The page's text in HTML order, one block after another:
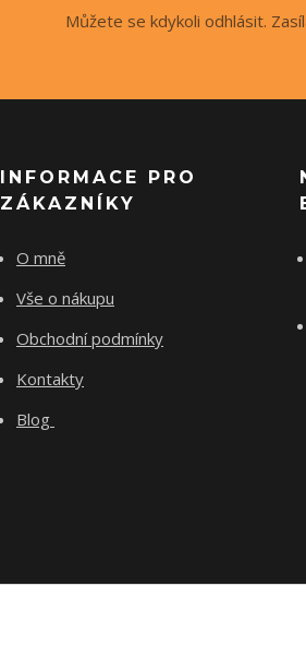
Můžete se kdykoli odhlásit.
INFORMACE PRO
ZÁKAZNÍKY
O mně
Vše o nákupu
Obchodní podmínky
Kontakty
Blog